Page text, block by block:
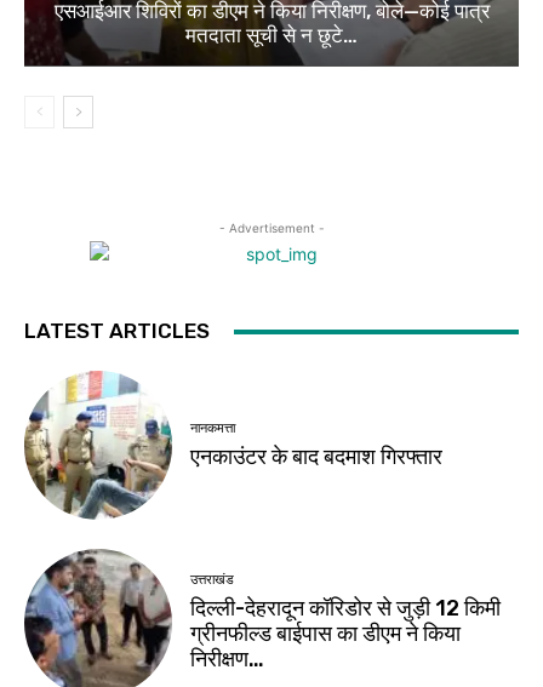
एसआईआर शिविरों का डीएम ने किया निरीक्षण, बोले—कोई पात्र
मतदाता सूची से न छूटे…
- Advertisement -
LATEST ARTICLES
नानकमत्ता
एनकाउंटर के बाद बदमाश गिरफ्तार
उत्तराखंड
दिल्ली-देहरादून कॉरिडोर से जुड़ी 12 किमी
ग्रीनफील्ड बाईपास का डीएम ने किया
निरीक्षण…